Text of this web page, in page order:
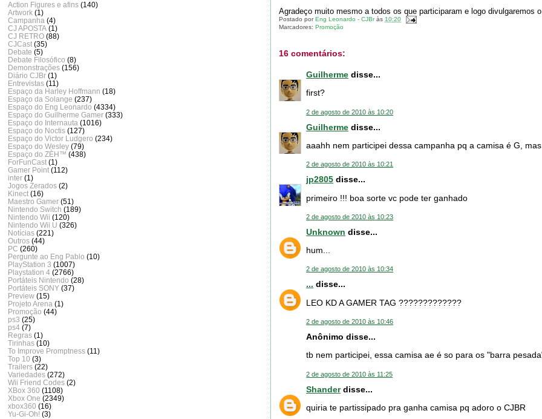
Agradeço muito mesmo a todos os que participaram e logo divulgaremos
Postado porEng Leonardo - CJBràs10:20
Marcadores:Promoção
16 comentários:
Guilherme disse...
first?
2 de agosto de 2010 às 10:20
Guilherme disse...
aaahh nem participei dessa campanha pq a camisa é G,
2 de agosto de 2010 às 10:21
jp2805 disse...
primeiro !!! boa sorte vc pode ter ganhado
2 de agosto de 2010 às 10:23
Unknown disse...
hum...
2 de agosto de 2010 às 10:34
... disse...
LEO KD A GAMER TAG ?????????????
2 de agosto de 2010 às 10:46
Anônimo disse...
tb nem participei, essa camisa ae é so para os "barra
2 de agosto de 2010 às 11:25
Shanderdisse...
quiria te partissipado pra ganha camisa pq adoro o CJBR
Action Figures e afins (140)
Artwork (1)
Campanha (4)
CJ APOSTA (1)
CJ RETRO (88)
CJCast (35)
Debate (5)
Debate Filosófico (8)
Demonstrações (156)
Diário CJBr (1)
Entrevistas (11)
Espaço da Harley Hoffmann (18)
Espaço da Solange (237)
Espaço do Eng Leonardo (4334)
Espaço do Guilherme Gamer (333)
Espaço do Internauta (1016)
Espaço do Noctis (127)
Espaço do Victor Ludgero (234)
Espaço do Wesley (79)
Espaço do ZÈH™ (438)
ForFunCast (1)
Gamer Point (112)
inter (1)
Jogos Zerados (2)
Kinect (16)
Maestro Gamer (51)
Nintendo Switch (189)
Nintendo Wii (120)
Nintendo Wii U (326)
Notícias (221)
Outros (44)
PC (260)
Pergunte ao Eng Pablo (10)
PlayStation 3 (1007)
Playstation 4 (2766)
Portáteis Nintendo (28)
Portáteis SONY (37)
Preview (15)
Projeto Arena (1)
Promoção (44)
ps3 (25)
ps4 (7)
Regras (1)
Tirinhas (10)
To Improve Promptness (11)
Top 10 (3)
Trailers (22)
Variedades (272)
Wii Friend Codes (2)
XBox 360 (1108)
Xbox One (2349)
xbox360 (16)
Yu-Gi-Oh! (3)